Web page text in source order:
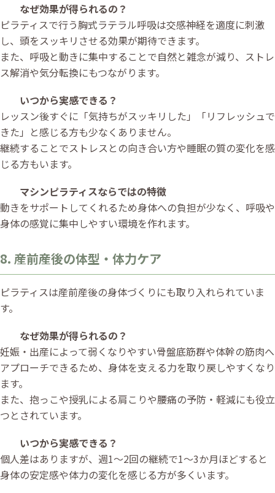
なぜ効果が得られるの？
ピラティスで行う胸式ラテラル呼吸は交感神経を適度に刺激
し、頭をスッキリさせる効果が期待できます。
また、呼吸と動きに集中することで自然と雑念が減り、ストレ
ス解消や気分転換にもつながります。
いつから実感できる？
レッスン後すぐに「気持ちがスッキリした」「リフレッシュで
きた」と感じる方も少なくありません。
継続することでストレスとの向き合い方や睡眠の質の変化を感
じる方もいます。
マシンピラティスならではの特徴
動きをサポートしてくれるため身体への負担が少なく、呼吸や
身体の感覚に集中しやすい環境を作れます。
8. 産前産後の体型・体力ケア
ピラティスは産前産後の身体づくりにも取り入れられていま
す。
なぜ効果が得られるの？
妊娠・出産によって弱くなりやすい骨盤底筋群や体幹の筋肉へ
アプローチできるため、身体を支える力を取り戻しやすくなり
ます。
また、抱っこや授乳による肩こりや腰痛の予防・軽減にも役立
つとされています。
いつから実感できる？
個人差はありますが、週1〜2回の継続で1〜3か月ほどすると
身体の安定感や体力の変化を感じる方が多くいます。